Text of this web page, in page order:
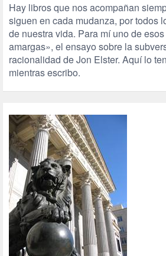
Hay libros que nos acompañan
siguen en cada mudanza, por todos
de nuestra vida. Para mí uno de
amargas», el ensayo sobre la
racionalidad de Jon Elster. Aquí lo
mientras escribo.